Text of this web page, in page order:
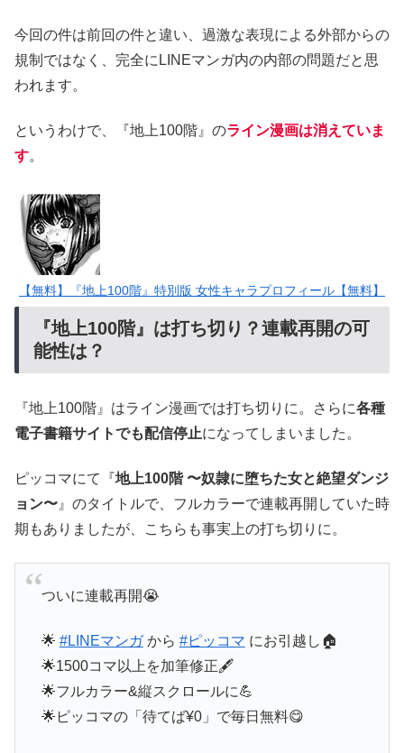
今回の件は前回の件と違い、過激な表現による外部からの
規制ではなく、完全にLINEマンガ内の内部の問題だと思
われます。
というわけで、『地上100階』のライン漫画は消えていま
す。
【無料】『地上100階』特別版 女性キャラプロフィール【無料】
『地上100階』は打ち切り？連載再開の可
能性は？
『地上100階』はライン漫画では打ち切りに。さらに各種
電子書籍サイトでも配信停止になってしまいました。
ピッコマにて『地上100階 〜奴隷に堕ちた女と絶望ダンジ
ョン〜 』のタイトルで、フルカラーで連載再開していた時
期もありましたが、こちらも事実上の打ち切りに。
ついに連載再開😭
🌟 #LINEマンガから #ピッコマ にお引越し🏠
🌟1500コマ以上を加筆修正🖋️
🌟フルカラー&縦スクロールに💪
🌟ピッコマの「待てば¥0」で毎日無料😋